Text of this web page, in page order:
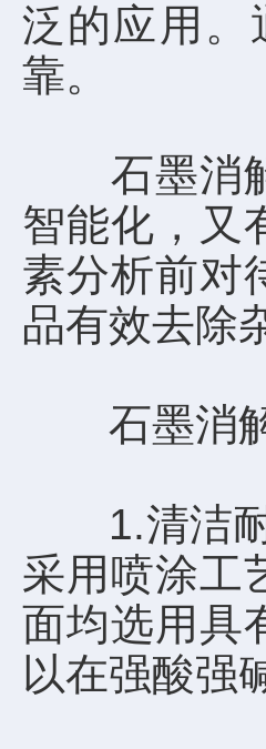
泛的应用。
靠。
石墨消解
智能化，又
素分析前对
品有效去除
石墨消解
1.清洁耐
采用喷涂工
面均选用具
以在强酸强